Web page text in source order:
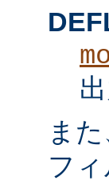
また
フ